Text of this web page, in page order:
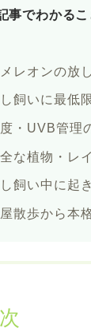
事でわかるこ
レオンの放
飼いに最低
・UVB管理
な植物・レ
飼い中に起
散歩から本